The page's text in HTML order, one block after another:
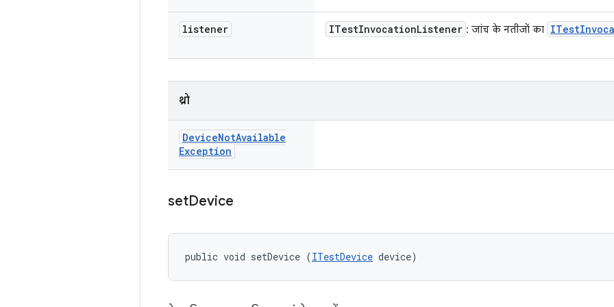
listener ITestInvocationListener : जांच के नतीजों का ITest
थ्रो
DeviceNotAvailable
Exception
setDevice
public void setDevice (ITestDevice device)